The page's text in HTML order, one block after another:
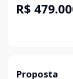
R$
Proposta